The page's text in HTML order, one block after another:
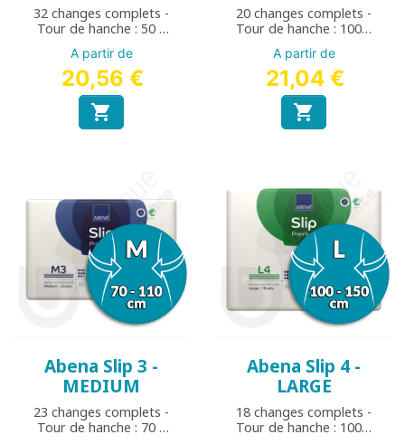
32 changes complets -
Tour de hanche : 50 à
60 cm
A partir de
20,56 €

20 changes complets -
Tour de hanche : 100 à
150 cm
A partir de
21,04 €

Abena Slip 3 -
MEDIUM
23 changes complets -
Tour de hanche : 70 à
Abena Slip 4 -
LARGE
18 changes complets -
Tour de hanche : 100 à